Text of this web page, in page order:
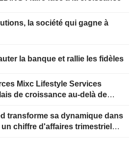
la société qui gagne à
la banque et rallie les fidèles
Mixc Lifestyle Services
de croissance au-delà de
transforme sa dynamique dans
un chiffre d'affaires trimestriel